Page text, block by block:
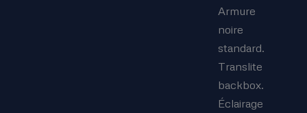
Armure
noire
standard.
Translite
backbox.
Éclairage